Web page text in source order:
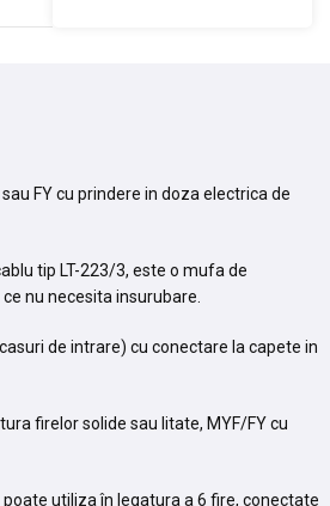
FY cu prindere in doza electrica de
tip LT-223/3, este o mufa de
nu necesita insurubare.
de intrare) cu conectare la capete in
firelor solide sau litate, MYF/FY cu
poate utiliza în legatura a 6 fire, conectate